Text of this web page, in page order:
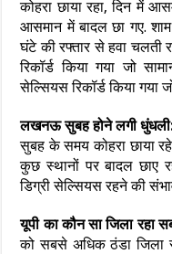
कोहरा छाया रहा, दिन में
आसमान में बादल छा गए.
घंटे की रफ्तार से हवा चलती
रिकॉर्ड किया गया जो
सेल्सियस रिकॉर्ड किया गया
लखनऊ सुबह होने लगी
सुबह के समय कोहरा छाया
कुछ स्थानों पर बादल छाए
डिग्री सेल्सियस रहने की
यूपी का कौन सा जिला रहा
को सबसे अधिक ठंडा जिला